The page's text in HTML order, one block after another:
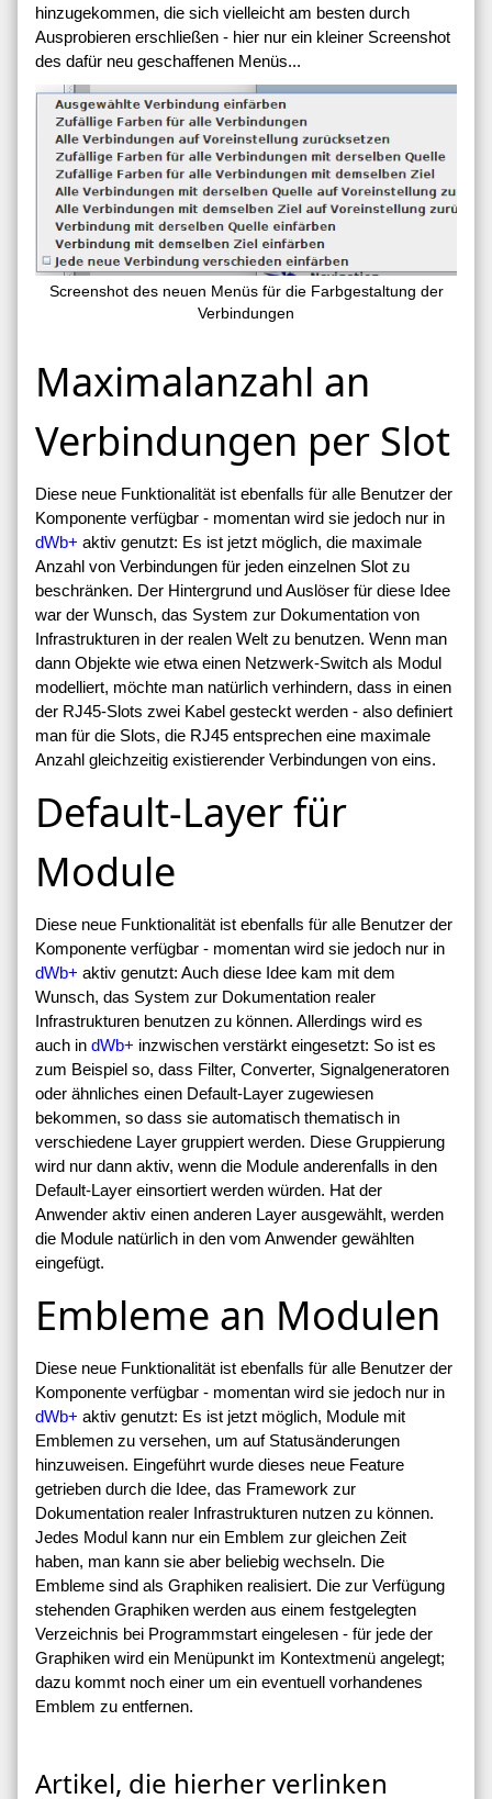
hinzugekommen, die sich vielleicht am besten durch
Ausprobieren erschließen - hier nur ein kleiner Screenshot
des dafür neu geschaffenen Menüs...
Screenshot des neuen Menüs für die Farbgestaltung der
Verbindungen
Maximalanzahl an
Verbindungen per Slot
Diese neue Funktionalität ist ebenfalls für alle Benutzer der
Komponente verfügbar - momentan wird sie jedoch nur in
dWb+ aktiv genutzt: Es ist jetzt möglich, die maximale
Anzahl von Verbindungen für jeden einzelnen Slot zu
beschränken. Der Hintergrund und Auslöser für diese Idee
war der Wunsch, das System zur Dokumentation von
Infrastrukturen in der realen Welt zu benutzen. Wenn man
dann Objekte wie etwa einen Netzwerk-Switch als Modul
modelliert, möchte man natürlich verhindern, dass in einen
der RJ45-Slots zwei Kabel gesteckt werden - also definiert
man für die Slots, die RJ45 entsprechen eine maximale
Anzahl gleichzeitig existierender Verbindungen von eins.
Default-Layer für
Module
Diese neue Funktionalität ist ebenfalls für alle Benutzer der
Komponente verfügbar - momentan wird sie jedoch nur in
dWb+ aktiv genutzt: Auch diese Idee kam mit dem
Wunsch, das System zur Dokumentation realer
Infrastrukturen benutzen zu können. Allerdings wird es
auch in dWb+ inzwischen verstärkt eingesetzt: So ist es
zum Beispiel so, dass Filter, Converter, Signalgeneratoren
oder ähnliches einen Default-Layer zugewiesen
bekommen, so dass sie automatisch thematisch in
verschiedene Layer gruppiert werden. Diese Gruppierung
wird nur dann aktiv, wenn die Module anderenfalls in den
Default-Layer einsortiert werden würden. Hat der
Anwender aktiv einen anderen Layer ausgewählt, werden
die Module natürlich in den vom Anwender gewählten
eingefügt.
Embleme an Modulen
Diese neue Funktionalität ist ebenfalls für alle Benutzer der
Komponente verfügbar - momentan wird sie jedoch nur in
dWb+ aktiv genutzt: Es ist jetzt möglich, Module mit
Emblemen zu versehen, um auf Statusänderungen
hinzuweisen. Eingeführt wurde dieses neue Feature
getrieben durch die Idee, das Framework zur
Dokumentation realer Infrastrukturen nutzen zu können.
Jedes Modul kann nur ein Emblem zur gleichen Zeit
haben, man kann sie aber beliebig wechseln. Die
Embleme sind als Graphiken realisiert. Die zur Verfügung
stehenden Graphiken werden aus einem festgelegten
Verzeichnis bei Programmstart eingelesen - für jede der
Graphiken wird ein Menüpunkt im Kontextmenü angelegt;
dazu kommt noch einer um ein eventuell vorhandenes
Emblem zu entfernen.
Artikel, die hierher verlinken